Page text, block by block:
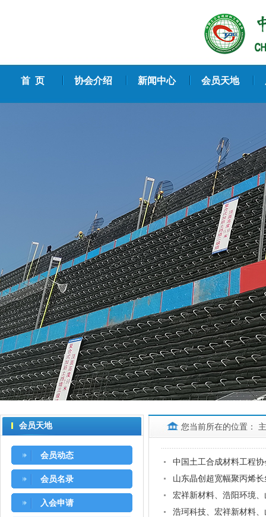
首 页 协会介绍 新闻中心 会员天地
会员天地
会员动态
会员名录
入会申请
您当前所在的位置：
中国土工合成材料工程
山东晶创超宽幅聚丙烯
宏祥新材料、浩阳环境
浩珂科技、宏祥新材料